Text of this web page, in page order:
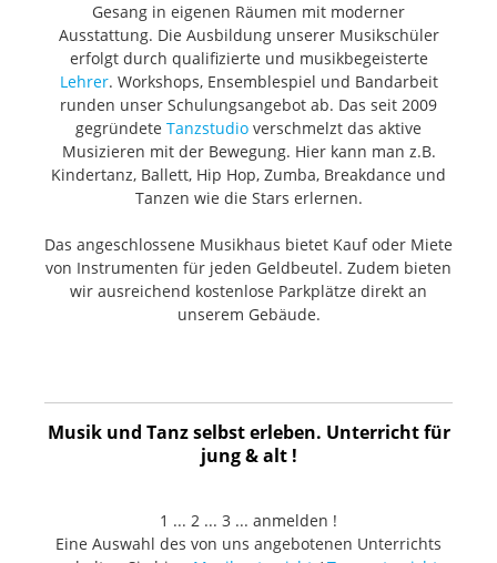
Gesang in eigenen Räumen mit moderner
Ausstattung. Die Ausbildung unserer Musikschüler
erfolgt durch qualifizierte und musikbegeisterte
Lehrer. Workshops, Ensemblespiel und Bandarbeit
runden unser Schulungsangebot ab. Das seit 2009
gegründete Tanzstudio verschmelzt das aktive
Musizieren mit der Bewegung. Hier kann man z.B.
Kindertanz, Ballett, Hip Hop, Zumba, Breakdance und
Tanzen wie die Stars erlernen.
Das angeschlossene Musikhaus bietet Kauf oder Miete
von Instrumenten für jeden Geldbeutel. Zudem bieten
wir ausreichend kostenlose Parkplätze direkt an
unserem Gebäude.
Musik und Tanz selbst erleben. Unterricht für
jung & alt !
1 ... 2 ... 3 ... anmelden !
Eine Auswahl des von uns angebotenen Unterrichts